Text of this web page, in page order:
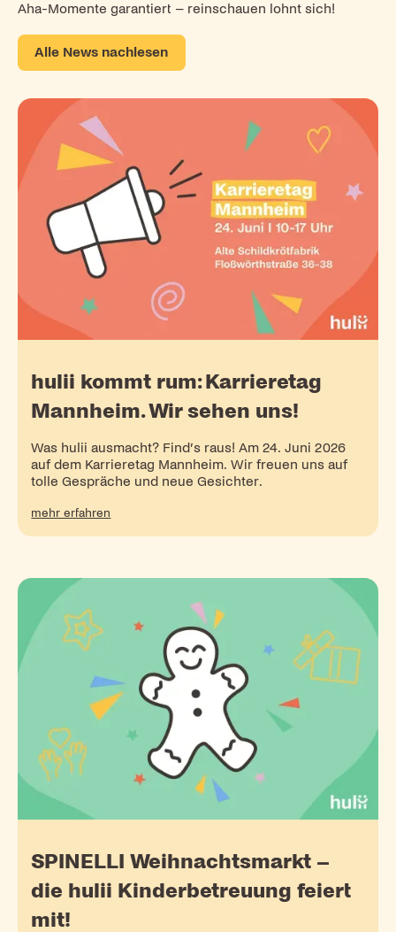
Aha-Momente garantiert – reinschauen lohnt sich!
Alle News nachlesen
hulii kommt rum: Karrieretag
Mannheim. Wir sehen uns!
Was hulii ausmacht? Find’s raus! Am 24. Juni 2026
auf dem Karrieretag Mannheim. Wir freuen uns auf
tolle Gespräche und neue Gesichter.
mehr erfahren
SPINELLI Weihnachtsmarkt –
die hulii Kinderbetreuung feiert
mit!